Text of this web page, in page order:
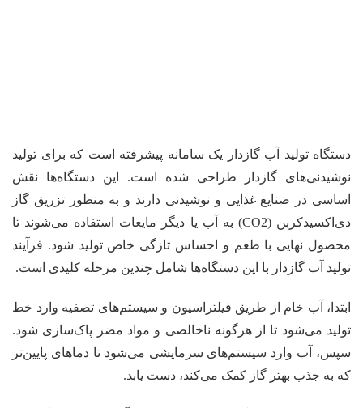
دستگاه تولید آب گازدار یک سامانه پیشرفته است که برای تولید
نوشیدنی‌های گازدار طراحی شده است. این دستگاه‌ها نقش
اساسی در صنایع غذایی و نوشیدنی دارند و به منظور تزریق گاز
دی‌اکسیدکربن (CO2) به آب یا دیگر مایعات استفاده می‌شوند تا
محصول نهایی با طعم و احساس تازگی خاص تولید شود. فرآیند
تولید آب گازدار با این دستگاه‌ها شامل چندین مرحله کلیدی است.
ابتدا، آب خام از طریق فیلتراسیون و سیستم‌های تصفیه وارد خط
تولید می‌شود تا از هرگونه ناخالصی و مواد مضر پاک‌سازی شود.
سپس، آب وارد سیستم‌های سرمایشی می‌شود تا دماهای پایین‌تر
که به جذب بهتر گاز کمک می‌کند، دست یابد.